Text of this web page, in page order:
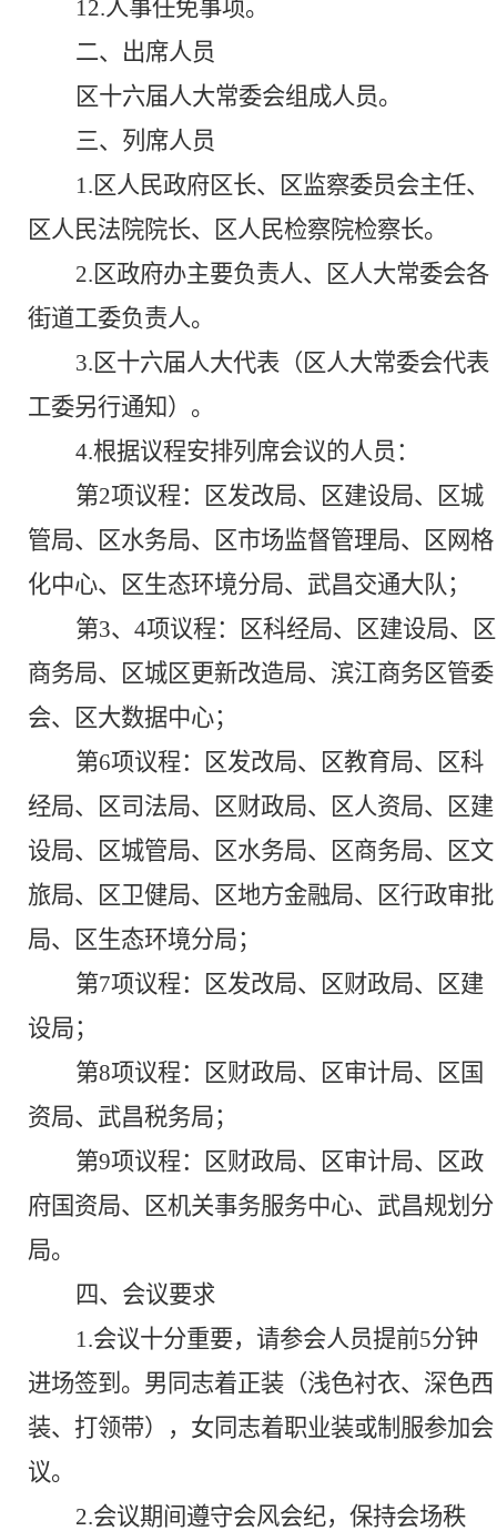
12.人事任免事项。
二、出席人员
区十六届人大常委会组成人员。
三、 列席人员
1.区人民政府区长、区监察委员会主任、
区人民法院院长、区人民检察院检察长。
2.区政府办主要负责人、区人大常委会各
街道工委负责人。
3.区十六届人大代表（区人大常委会代表
工委另行通知）。
4.根据议程安排列席会议的人员：
第2项议程：
区发改局、区建设局、区城
管局、区水务局、区市场监督管理局、区网格
化中心、区生态环境分局、武昌交通大队；
第3、4项议程：
区科经局、区建设局、区
商务局、区城区更新改造局、滨江商务区管委
会、区大数据中心；
第6项议程：
区发改局、区教育局、区科
经局、区司法局、区财政局、区人资局、区建
设局、区城管局、区水务局、区商务局、区文
旅局、区卫健局、区地方金融局、区行政审批
局、区生态环境分局；
第7项议程：
区发改局、区财政局、区建
设局；
第8项议程：
区财政局、区审计局、区国
资局、武昌税务局；
第9项议程：
区财政局、区审计局、区政
府国资局、区机关事务服务中心、武昌规划分
局。
四、会议要求
1.会议十分重要，请参会人员提前5分钟
进场签到。男同志着正装（浅色衬衣、深色西
装、打领带）， 女同志着职业装或制服参加会
议。
2.会议期间遵守会风会纪，保持会场秩